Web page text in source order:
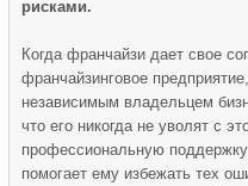
рисками.
Когда франчайзи дает свое
франчайзинговое
независимым владельцем
что его никогда не уволят с
профессиональную
помогает ему избежать тех